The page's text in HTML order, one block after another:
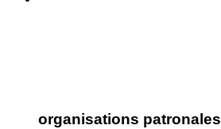
organisations patronales